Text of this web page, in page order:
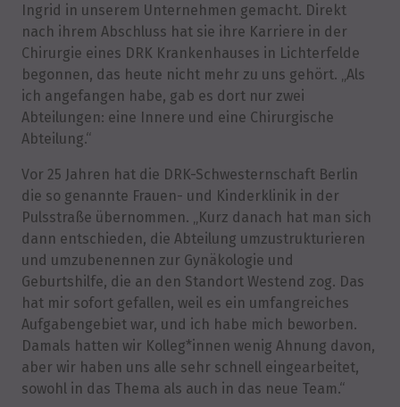
Ingrid in unserem Unternehmen gemacht. Direkt
nach ihrem Abschluss hat sie ihre Karriere in der
Chirurgie eines DRK Krankenhauses in Lichterfelde
begonnen, das heute nicht mehr zu uns gehört. „Als
ich angefangen habe, gab es dort nur zwei
Abteilungen: eine Innere und eine Chirurgische
Abteilung.“
Vor 25 Jahren hat die DRK-Schwesternschaft Berlin
die so genannte Frauen- und Kinderklinik in der
Pulsstraße übernommen. „Kurz danach hat man sich
dann entschieden, die Abteilung umzustrukturieren
und umzubenennen zur Gynäkologie und
Geburtshilfe, die an den Standort Westend zog. Das
hat mir sofort gefallen, weil es ein umfangreiches
Aufgabengebiet war, und ich habe mich beworben.
Damals hatten wir Kolleg*innen wenig Ahnung davon,
aber wir haben uns alle sehr schnell eingearbeitet,
sowohl in das Thema als auch in das neue Team.“